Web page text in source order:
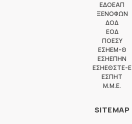
ΕΔΟΕΑΠ
ΞΕΝΟΦΩΝ
ΔΟΔ
ΕΟΔ
ΠΟΕΣΥ
ΕΣΗΕΜ-Θ
ΕΣΗΕΠΗΝ
ΕΣΗΕΘΣΤΕ-Ε
ΕΣΠΗΤ
M.M.E.
SITEMAP